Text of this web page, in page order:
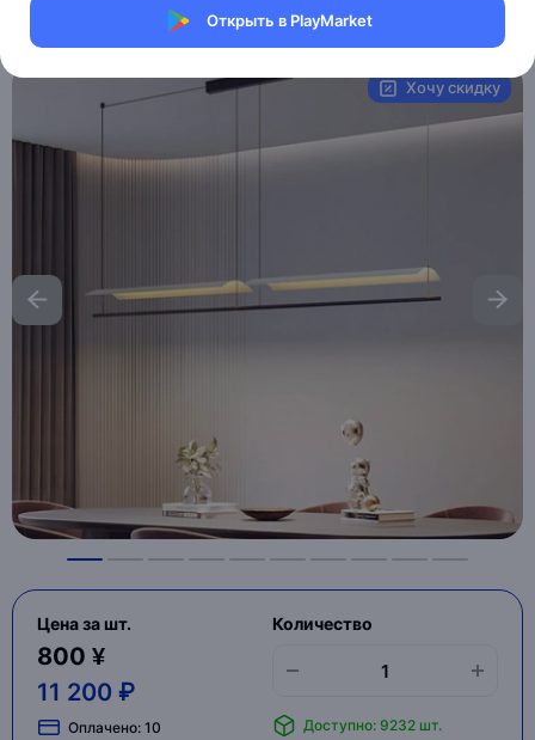
Открыть в PlayMarket
MXM2386399662
Хочу скидку
Цена за шт.
800 ¥
11 200 ₽
Оплачено: 10
Количество
Доступно: 9232 шт.